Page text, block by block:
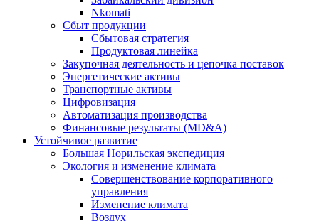
Nkomati
Сбыт продукции
Сбытовая стратегия
Продуктовая линейка
Закупочная деятельность и цепочка поставок
Энергетические активы
Транспортные активы
Цифровизация
Автоматизация производства
Финансовые результаты (MD&A)
Устойчивое развитие
Большая Норильская экспедиция
Экология и изменение климата
Совершенствование корпоративного
управления
Изменение климата
Воздух